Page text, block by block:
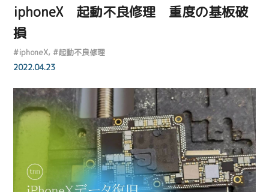
iphoneX 起動不良修理 重度の基板破
損
#iphoneX #起動不良修理
2022.04.23